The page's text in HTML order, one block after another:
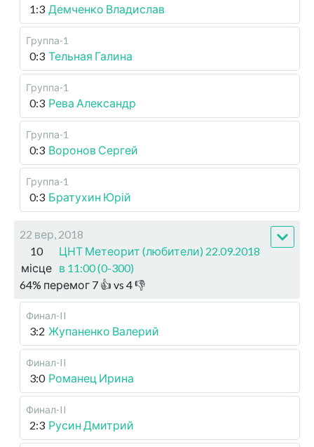
1:3 Демченко Владислав
Группа-1
0:3 Тельная Галина
Группа-1
0:3 Рева Александр
Группа-1
0:3 Воронов Сергей
Группа-1
0:3 Братухин Юрій
22 вер, 2018
10
місце
ЦНТ Метеорит (любители) 22.09.2018
в 11:00 (0-300)
64% перемог 7 👍 vs 4👎
Финал-II
3:2 Жупаненко Валерий
Финал-II
3:0 Романец Ирина
Финал-II
2:3 Русин Дмитрий